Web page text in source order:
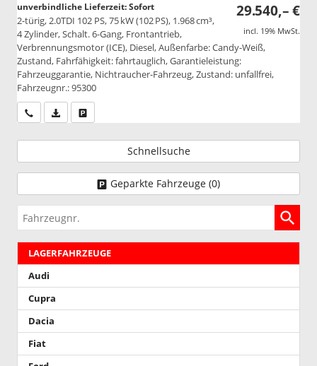
29.540,– €
incl. 19% MwSt.
unverbindliche Lieferzeit: Sofort
2-türig, 2.0TDI 102 PS, 75 kW (102 PS), 1.968 cm³,
4 Zylinder, Schalt. 6-Gang, Frontantrieb,
Verbrennungsmotor (ICE), Diesel, Außenfarbe: Candy-Weiß,
Zustand, Fahrfähigkeit: fahrtauglich, Garantieleistung:
Fahrzeuggarantie, Nichtraucher-Fahrzeug, Zustand: unfallfrei,
Fahrzeugnr.: 95300
Wir rufen Sie anPDF-Datei, Fahrzeugexposé drucken
Schnellsuche
Geparkte Fahrzeuge (0)
Fahrzeugnr.
LAGERFAHRZEUGE
Audi
Cupra
Dacia
Fiat